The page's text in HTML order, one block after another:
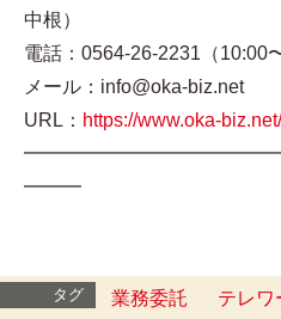
中根）
電話：0564-26-2231（10:00
メール：info@oka-biz.net
URL： https://www.oka-biz.net/
━━━
タグ 業務委託 テレワ